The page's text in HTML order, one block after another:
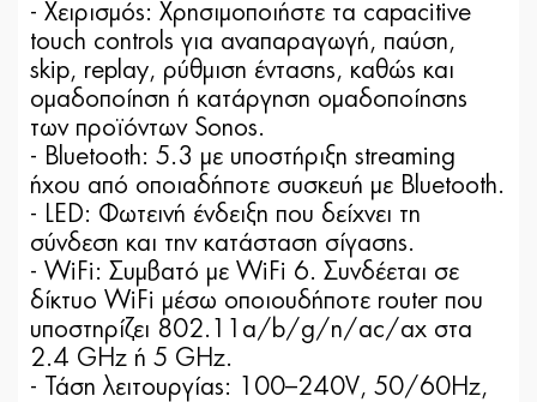
- Χειρισμός: Χρησιμοποιήστε τα capacitive
touch controls για αναπαραγωγή, παύση,
skip, replay, ρύθμιση έντασης, καθώς και
ομαδοποίηση ή κατάργηση ομαδοποίησης
των προϊόντων Sonos.
- Bluetooth: 5.3 με υποστήριξη streaming
ήχου από οποιαδήποτε συσκευή με Bluetooth.
- LED: Φωτεινή ένδειξη που δείχνει τη
σύνδεση και την κατάσταση σίγασης.
- WiFi: Συμβατό με WiFi 6. Συνδέεται σε
δίκτυο WiFi μέσω οποιουδήποτε router που
υποστηρίζει 802.11a/b/g/n/ac/ax στα
2.4 GHz ή 5 GHz.
- Τάση λειτουργίας: 100–240V, 50/60Hz,